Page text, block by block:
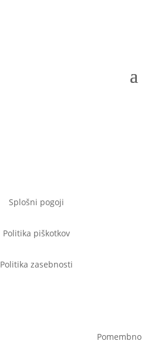
Splošni pogoji
Politika piškotkov
Politika zasebnosti
Pomembno